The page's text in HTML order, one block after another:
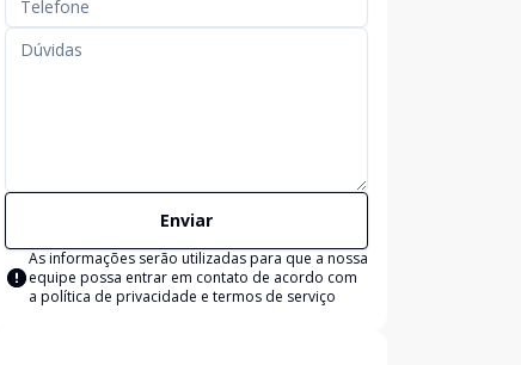
Enviar
As informações serão utilizadas para que a nossa
equipe possa entrar em contato de acordo com
a política de privacidade e termos de serviço